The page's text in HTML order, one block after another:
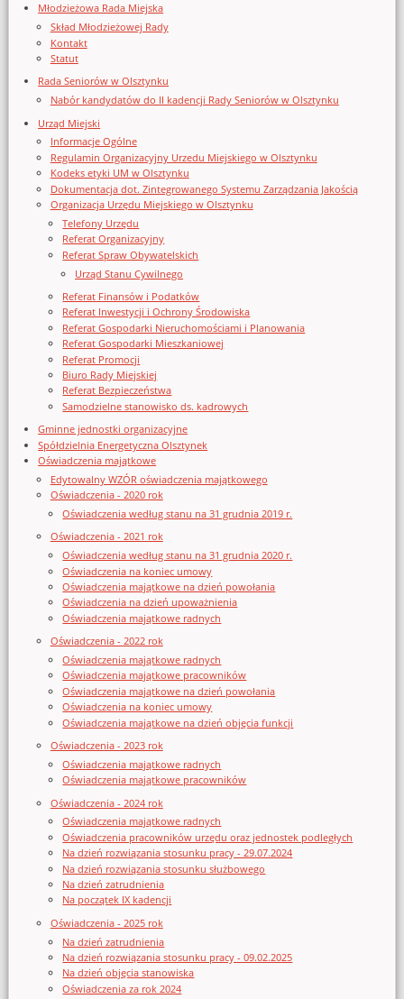
Młodzieżowa Rada Miejska
Skład Młodzieżowej Rady
Kontakt
Statut
Rada Seniorów w Olsztynku
Nabór kandydatów do II kadencji Rady Seniorów w Olsztynku
Urząd Miejski
Informacje Ogólne
Regulamin Organizacyjny Urzedu Miejskiego w Olsztynku
Kodeks etyki UM w Olsztynku
Dokumentacja dot. Zintegrowanego Systemu Zarządzania Jakością
Organizacja Urzędu Miejskiego w Olsztynku
Telefony Urzędu
Referat Organizacyjny
Referat Spraw Obywatelskich
Urząd Stanu Cywilnego
Referat Finansów i Podatków
Referat Inwestycji i Ochrony Środowiska
Referat Gospodarki Nieruchomościami i Planowania
Referat Gospodarki Mieszkaniowej
Referat Promocji
Biuro Rady Miejskiej
Referat Bezpieczeństwa
Samodzielne stanowisko ds. kadrowych
Gminne jednostki organizacyjne
Spółdzielnia Energetyczna Olsztynek
Oświadczenia majątkowe
Edytowalny WZÓR oświadczenia majątkowego
Oświadczenia - 2020 rok
Oświadczenia według stanu na 31 grudnia 2019 r.
Oświadczenia - 2021 rok
Oświadczenia według stanu na 31 grudnia 2020 r.
Oświadczenia na koniec umowy
Oświadczenia majątkowe na dzień powołania
Oświadczenia na dzień upoważnienia
Oświadczenia majątkowe radnych
Oświadczenia - 2022 rok
Oświadczenia majątkowe radnych
Oświadczenia majątkowe pracowników
Oświadczenia majątkowe na dzień powołania
Oświadczenia na koniec umowy
Oświadczenia majątkowe na dzień objęcia funkcji
Oświadczenia - 2023 rok
Oświadczenia majątkowe radnych
Oświadczenia majątkowe pracowników
Oświadczenia - 2024 rok
Oświadczenia majątkowe radnych
Oświadczenia pracowników urzędu oraz jednostek podległych
Na dzień rozwiązania stosunku pracy - 29.07.2024
Na dzień rozwiązania stosunku służbowego
Na dzień zatrudnienia
Na początek IX kadencji
Oświadczenia - 2025 rok
Na dzień zatrudnienia
Na dzień rozwiązania stosunku pracy - 09.02.2025
Na dzień objęcia stanowiska
Oświadczenia za rok 2024